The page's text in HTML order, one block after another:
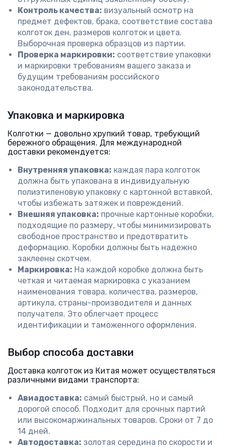
Контроль качества: визуальный осмотр на
предмет дефектов, брака, соответствие состава
колготок ден, размеров колготок и цвета.
Выборочная проверка образцов из партии.
Проверка маркировки: соответствие упаковки
и маркировки требованиям вашего заказа и
будущим требованиям российского
законодательства.
Упаковка и маркировка
Колготки — довольно хрупкий товар, требующий
бережного обращения. Для международной
доставки рекомендуется:
Внутренняя упаковка: каждая пара колготок
должна быть упакована в индивидуальную
полиэтиленовую упаковку с картонной вставкой,
чтобы избежать затяжек и повреждений.
Внешняя упаковка: прочные картонные коробки,
подходящие по размеру, чтобы минимизировать
свободное пространство и предотвратить
деформацию. Коробки должны быть надежно
заклеены скотчем.
Маркировка: На каждой коробке должна быть
четкая и читаемая маркировка с указанием
наименования товара, количества, размеров,
артикула, страны-производителя и данных
получателя. Это облегчает процесс
идентификации и таможенного оформления.
Выбор способа доставки
Доставка колготок из Китая может осуществляться
различными видами транспорта:
Авиадоставка: самый быстрый, но и самый
дорогой способ. Подходит для срочных партий
или высокомаржинальных товаров. Сроки от 7 до
14 дней.
Автодоставка: золотая середина по скорости и